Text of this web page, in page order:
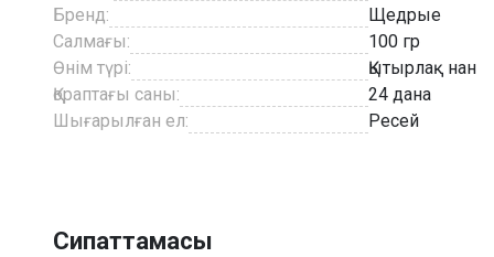
Бренд:
Щедрые
Салмағы:
100 гр
Өнім түрі:
Қытырлақ нан
Қораптағы саны:
24 дана
Шығарылған ел:
Ресей
Сипаттамасы